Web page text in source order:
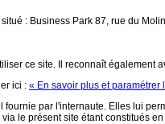
: Business Park 87, rue du
ce site. Il reconnaît
ici : « En savoir plus et paramétrer
par l'internaute. Elles lui
le présent site étant constitués